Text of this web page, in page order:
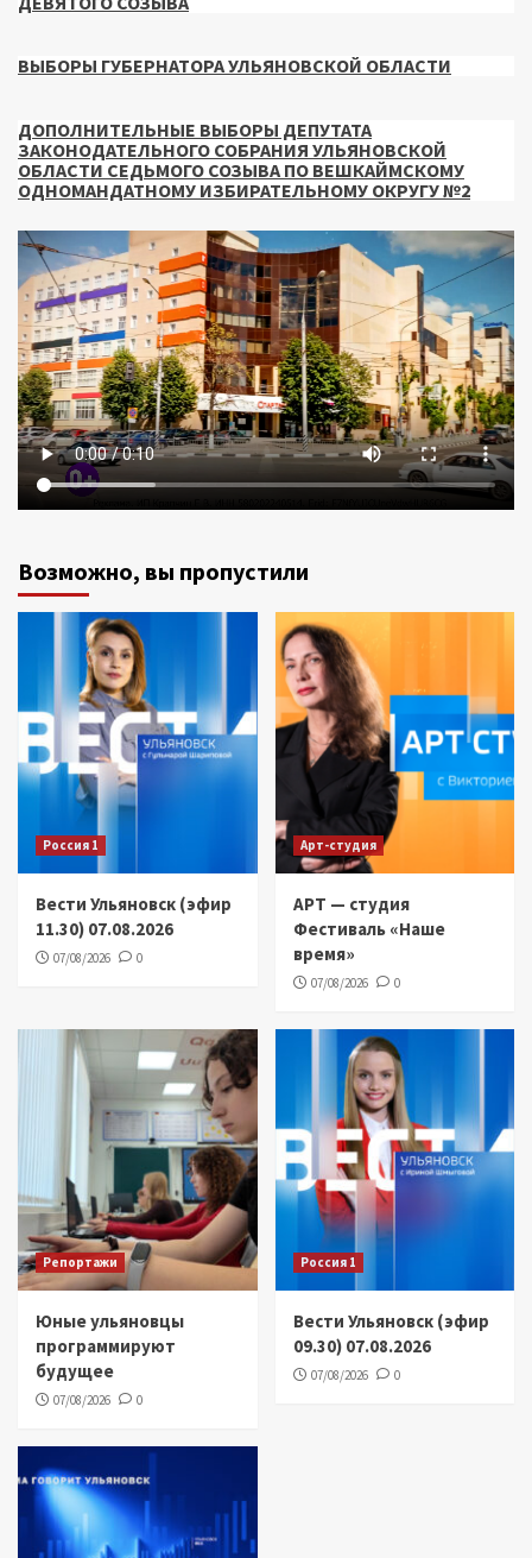
ВЫБОРЫ ГУБЕРНАТОРА УЛЬЯНОВСКОЙ ОБЛАСТИ
ДОПОЛНИТЕЛЬНЫЕ ВЫБОРЫ ДЕПУТАТА
ЗАКОНОДАТЕЛЬНОГО СОБРАНИЯ УЛЬЯНОВСКОЙ
ОБЛАСТИ СЕДЬМОГО СОЗЫВА ПО ВЕШКАЙМСКОМУ
ОДНОМАНДАТНОМУ ИЗБИРАТЕЛЬНОМУ ОКРУГУ №2
Возможно, вы пропустили
Россия 1
Вести Ульяновск (эфир
11.30) 07.08.2026
07/08/2026 0
Арт-студия
АРТ — студия
Фестиваль «Наше
время»
07/08/2026 0
Репортажи
Юные ульяновцы
программируют
будущее
07/08/2026 0
Россия 1
Вести Ульяновск (эфир
09.30) 07.08.2026
07/08/2026 0